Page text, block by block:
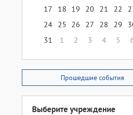
17
18 19 20 21 22
24 25 26 27 28 29
31
1 2 3 4 5
Прошедшие события
Выберите учреждение